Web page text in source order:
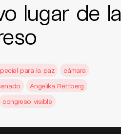
lugar de la
para la paz
cámara
Angelika Rettberg
congreso visible